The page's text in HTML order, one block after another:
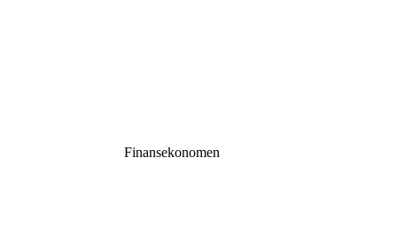
Finansekonomen